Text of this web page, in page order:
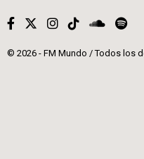
© 2026 - FM Mundo / Todos los